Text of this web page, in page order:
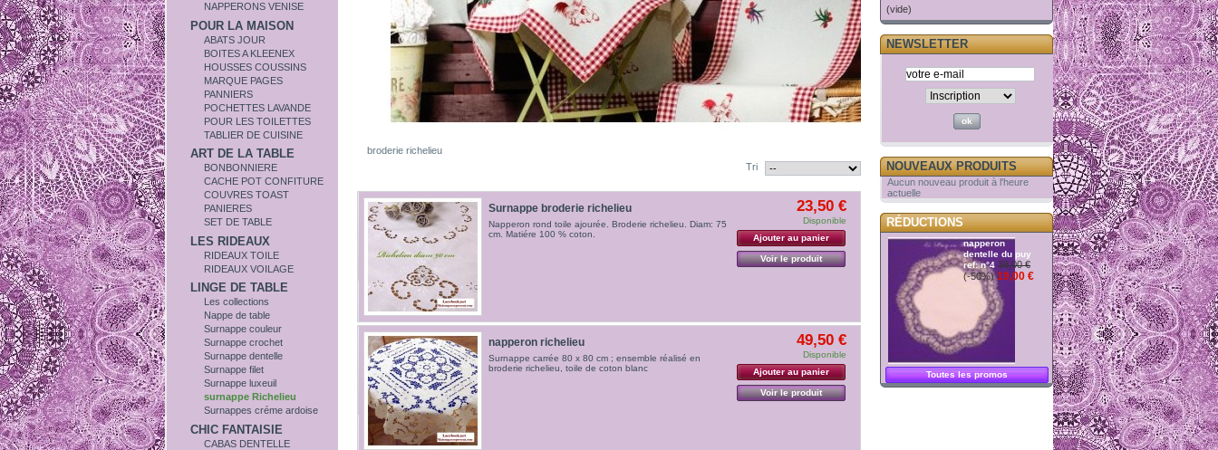
NAPPERONS VENISE
POUR LA MAISON
ABATS JOUR
BOITES A KLEENEX
HOUSSES COUSSINS
MARQUE PAGES
PANNIERS
POCHETTES LAVANDE
POUR LES TOILETTES
TABLIER DE CUISINE
ART DE LA TABLE
BONBONNIERE
CACHE POT CONFITURE
COUVRES TOAST
PANIERES
SET DE TABLE
LES RIDEAUX
RIDEAUX TOILE
RIDEAUX VOILAGE
LINGE DE TABLE
Les collections
Nappe de table
Surnappe couleur
Surnappe crochet
Surnappe dentelle
Surnappe filet
Surnappe luxeuil
surnappe Richelieu
Surnappes créme ardoise
CHIC FANTAISIE
CABAS DENTELLE
broderie richelieu
Tri
Surnappe broderie richelieu
Napperon rond toile ajourée. Broderie richelieu. Diam: 75
cm. Matiére 100 % coton.
23,50 €
Disponible
Ajouter au panier
Voir le produit
napperon richelieu
Surnappe carrée 80 x 80 cm ; ensemble réalisé en
broderie richelieu, toile de coton blanc
49,50 €
Disponible
Ajouter au panier
Voir le produit
(vide)
NEWSLETTER
NOUVEAUX PRODUITS
Aucun nouveau produit à l'heure
actuelle
RÉDUCTIONS
napperon
dentelle du puy
ref: n°4 38,00 €
(-50%) 19,00 €
Toutes les promos